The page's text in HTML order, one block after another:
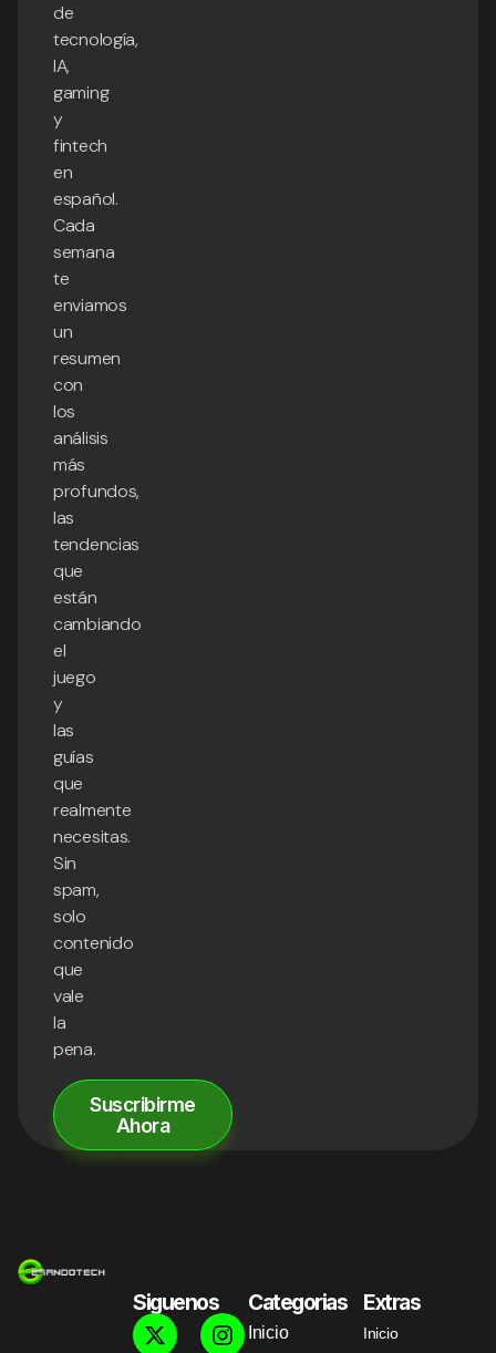
de
tecnología,
IA,
gaming
y
fintech
en
español.
Cada
semana
te
enviamos
un
resumen
con
los
análisis
más
profundos,
las
tendencias
que
están
cambiando
el
juego
y
las
guías
que
realmente
necesitas.
Sin
spam,
solo
contenido
que
vale
la
pena.
Suscribirme
Ahora
Siguenos Categorias
Inicio
Extras
Inicio